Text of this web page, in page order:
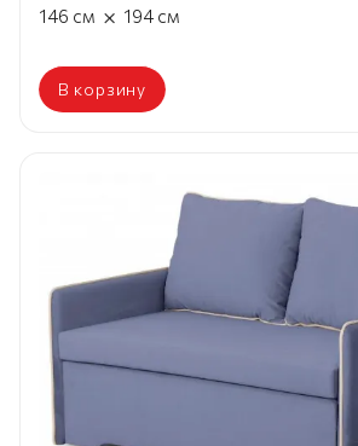
146 см × 194 см
В корзину